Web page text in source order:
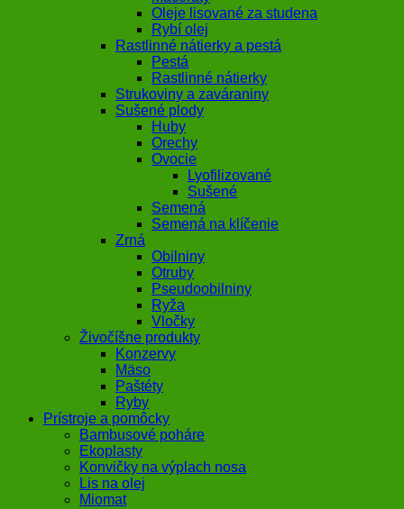
Oleje lisované za studena
Rybí olej
Rastlinné nátierky a pestá
Pestá
Rastlinné nátierky
Strukoviny a zaváraniny
Sušené plody
Huby
Orechy
Ovocie
Lyofilizované
Sušené
Semená
Semená na klíčenie
Zrná
Obilniny
Otruby
Pseudoobilniny
Ryža
Vločky
Živočíšne produkty
Konzervy
Mäso
Paštéty
Ryby
Prístroje a pomôcky
Bambusové poháre
Ekoplasty
Konvičky na výplach nosa
Lis na olej
Miomat